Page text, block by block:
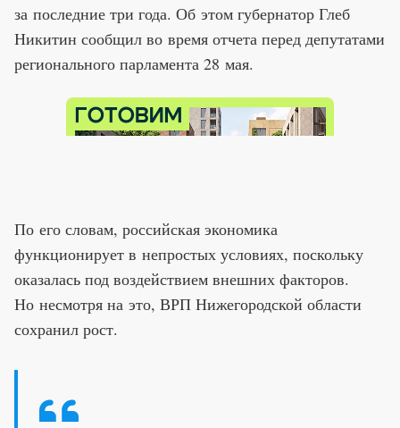
за последние три года. Об этом губернатор Глеб
Никитин сообщил во время отчета перед депутатами
регионального парламента 28 мая.
По его словам, российская экономика
функционирует в непростых условиях, поскольку
оказалась под воздействием внешних факторов.
Но несмотря на это, ВРП Нижегородской области
сохранил рост.